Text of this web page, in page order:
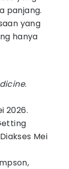
panjang.
yang
hanya
.
2026.
Mei